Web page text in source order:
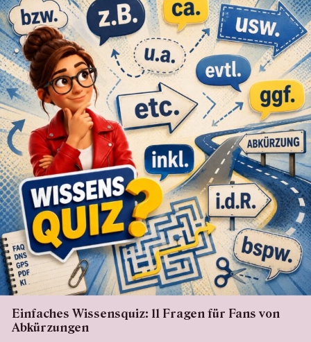
Einfaches Wissensquiz: 11 Fragen für Fans von
Abkürzungen